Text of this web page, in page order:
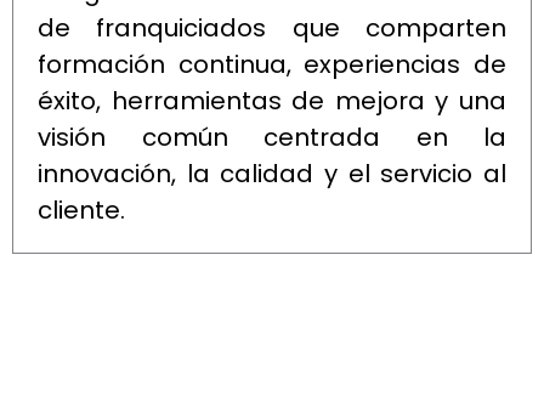
de franquiciados que comparten
formación continua, experiencias de
éxito, herramientas de mejora y una
visión común centrada en la
innovación, la calidad y el servicio al
cliente.